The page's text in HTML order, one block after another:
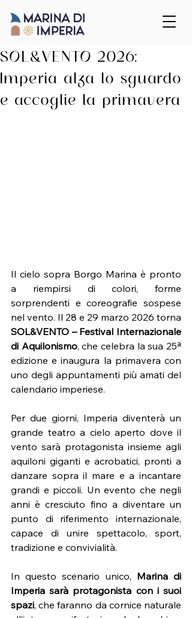
SOL&VENTO 2026:
Imperia alza lo sguardo
e accoglie la primavera
Il cielo sopra Borgo Marina è pronto
a riempirsi di colori, forme
sorprendenti e coreografie sospese
SOL&VENTO – Festival Internazionale
di Aquilonismo, che celebra la sua 25ª
edizione e inaugura la primavera con
uno degli appuntamenti più amati del
calendario imperiese.
Per due giorni, Imperia diventerà un
grande teatro a cielo aperto dove il
vento sarà protagonista insieme agli
aquiloni giganti e acrobatici, pronti a
danzare sopra il mare e a incantare
grandi e piccoli. Un evento che negli
anni è cresciuto fino a diventare un
punto di riferimento internazionale,
capace di unire spettacolo, sport,
tradizione e convivialità.
In questo scenario unico, Marina di
Imperia sarà protagonista con i suoi
spazi, che faranno da cornice naturale